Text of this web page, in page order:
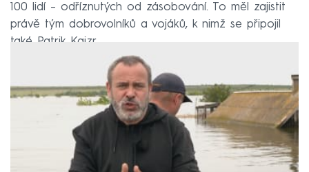
100 lidí – odříznutých od zásobování. To měl zajistit
právě tým dobrovolníků a vojáků, k nimž se připojil
také Patrik Kaizr.